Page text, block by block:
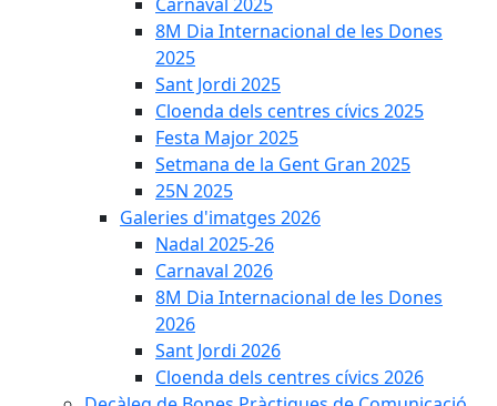
8M Dia Internacional de les Dones
2025
Sant Jordi 2025
Cloenda dels centres cívics 2025
Festa Major 2025
Setmana de la Gent Gran 2025
25N 2025
Galeries d'imatges 2026
Nadal 2025-26
Carnaval 2026
8M Dia Internacional de les Dones
2026
Sant Jordi 2026
Cloenda dels centres cívics 2026